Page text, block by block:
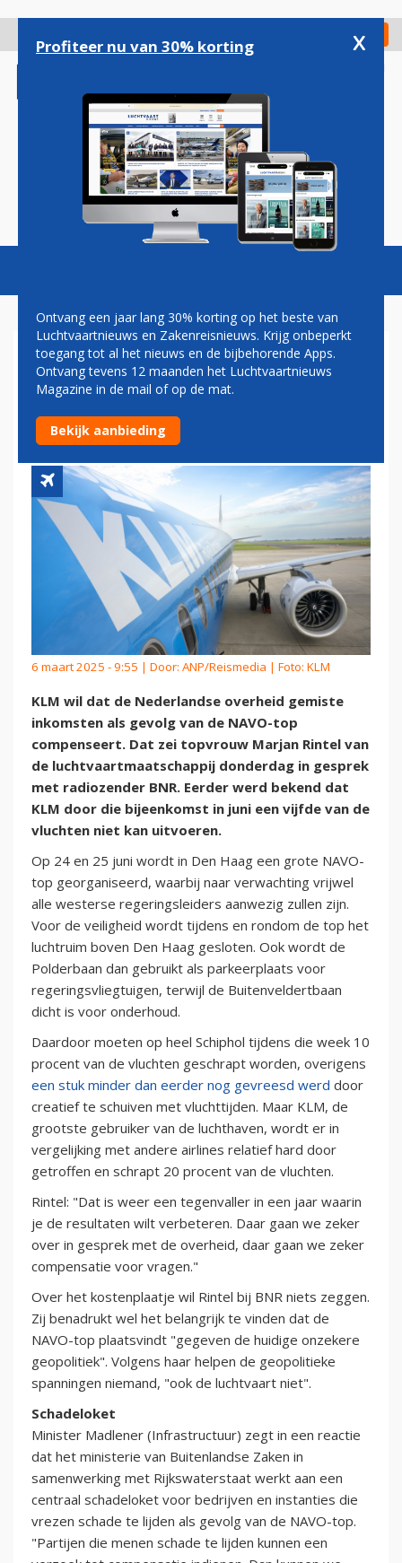
gaan
Check in
Magazine Podcasts Vacatures
KLM WIL COMPENSATIE
VOOR GEMISTE INKOMSTEN
DOOR NAVO-TOP IN JUNI
6 maart 2025 - 9:55 | Door: ANP/Reismedia | Foto: KLM
KLM wil dat de Nederlandse overheid gemiste
inkomsten als gevolg van de NAVO-top
compenseert. Dat zei topvrouw Marjan Rintel van
de luchtvaartmaatschappij donderdag in gesprek
met radiozender BNR. Eerder werd bekend dat
KLM door die bijeenkomst in juni een vijfde van de
vluchten niet kan uitvoeren.
Op 24 en 25 juni wordt in Den Haag een grote NAVO-
top georganiseerd, waarbij naar verwachting vrijwel
alle westerse regeringsleiders aanwezig zullen zijn.
Voor de veiligheid wordt tijdens en rondom de top het
luchtruim boven Den Haag gesloten. Ook wordt de
Polderbaan dan gebruikt als parkeerplaats voor
regeringsvliegtuigen, terwijl de Buitenveldertbaan
dicht is voor onderhoud.
Daardoor moeten op heel Schiphol tijdens die week 10
procent van de vluchten geschrapt worden, overigens
een stuk minder dan eerder nog gevreesd werd door
creatief te schuiven met vluchttijden. Maar KLM, de
grootste gebruiker van de luchthaven, wordt er in
vergelijking met andere airlines relatief hard door
getroffen en schrapt 20 procent van de vluchten.
Rintel: "Dat is weer een tegenvaller in een jaar waarin
je de resultaten wilt verbeteren. Daar gaan we zeker
over in gesprek met de overheid, daar gaan we zeker
compensatie voor vragen."
Over het kostenplaatje wil Rintel bij BNR niets zeggen.
Zij benadrukt wel het belangrijk te vinden dat de
NAVO-top plaatsvindt "gegeven de huidige onzekere
geopolitiek". Volgens haar helpen de geopolitieke
spanningen niemand, "ook de luchtvaart niet".
Schadeloket
Minister Madlener (Infrastructuur) zegt in een reactie
dat het ministerie van Buitenlandse Zaken in
samenwerking met Rijkswaterstaat werkt aan een
centraal schadeloket voor bedrijven en instanties die
vrezen schade te lijden als gevolg van de NAVO-top.
"Partijen die menen schade te lijden kunnen een
Profiteer nu van 30% korting x
Ontvang een jaar lang 30% korting op het beste van
Luchtvaartnieuws en Zakenreisnieuws. Krijg onbeperkt
toegang tot al het nieuws en de bijbehorende Apps.
Ontvang tevens 12 maanden het Luchtvaartnieuws
Magazine in de mail of op de mat.
Bekijk aanbieding